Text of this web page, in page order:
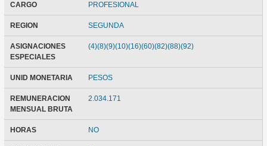
CARGO PROFESIONAL
REGION SEGUNDA
ASIGNACIONES
ESPECIALES
(4)(8)(9)(10)(16)(60)(82)(88)(92)
UNID MONETARIA PESOS
REMUNERACION
MENSUAL BRUTA
2.034.171
HORAS NO